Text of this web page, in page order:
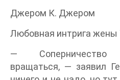
Джером К. Джером
Любовная интрига жены
—
вращаться, — заявил